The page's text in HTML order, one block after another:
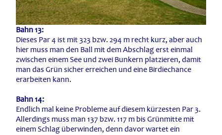
Bahn 13:
Dieses Par 4 ist mit 323 bzw. 294 m recht kurz, aber auch
hier muss man den Ball mit dem Abschlag erst einmal
zwischen einem See und zwei Bunkern platzieren, damit
man das Grün sicher erreichen und eine Birdiechance
erarbeiten kann.
Bahn 14:
Endlich mal keine Probleme auf diesem kürzesten Par 3.
Allerdings muss man 137 bzw. 117 m bis Grünmitte mit
einem Schlag überwinden, denn davor wartet ein